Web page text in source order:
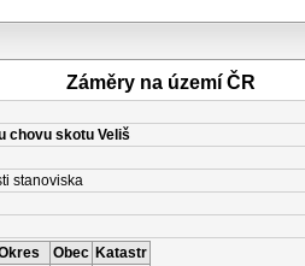
Záměry na území ČR
chovu skotu Veliš
stanoviska
Obec Katastr